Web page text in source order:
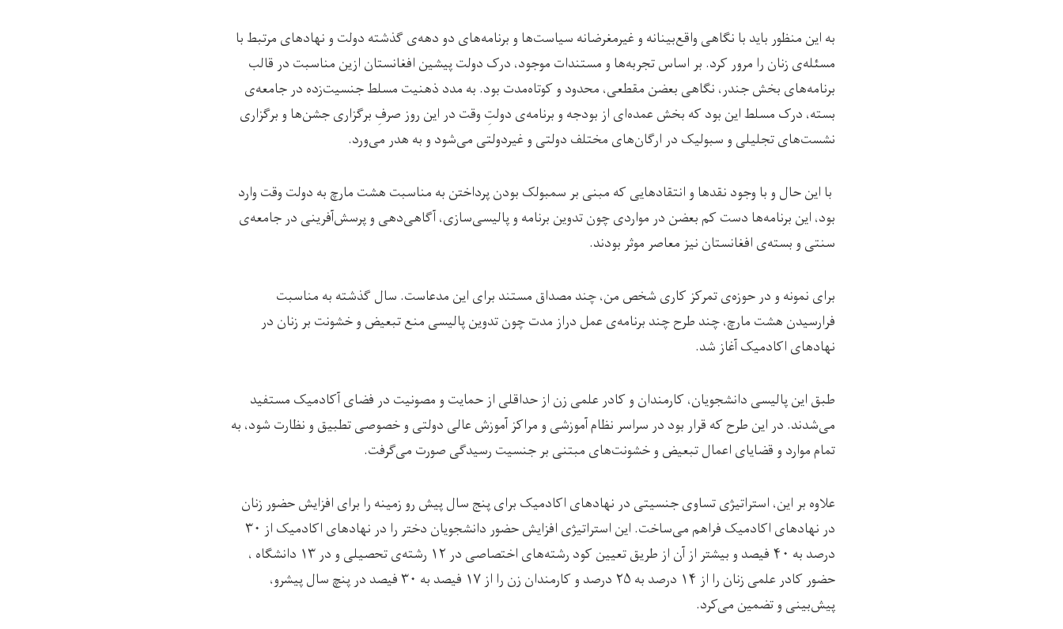
به این منظور باید با نگاهی واقع‌بینانه و غیرمغرضانه سیاست‌ها و برنامه‌های دو دهه‌ی گذشته دولت و نهادهای مرتبط با
مسئله‌ی زنان را مرور کرد. بر اساس تجربه‌ها و مستندات موجود، درک دولت پیشین افغانستان ازین مناسبت در قالب
برنامه‌های بخش جندر، نگاهی بعضن مقطعی، محدود و کوتاه‌مدت بود. به مدد ذهنیت مسلط جنسیت‌زده در جامعه‌ی
بسته‌، درک مسلط این بود که بخش عمده‌ای از بودجه و برنامه‌ی دولتِ وقت در این روز صرفِ برگزاری جشن‌ها و برگزاری
نشست‌های تجلیلی و سبولیک در ارگان‌های مختلف دولتی و غیردولتی می‌شود و به هدر می‌ورد.
با این حال و با وجود نقدها و انتقاد‌هایی که مبنی بر سمبولک بودن پرداختن به مناسبت هشت مارچ به دولت وقت وارد
بود، این برنامه‌ها دست کم بعضن در مواردی چون تدوین برنامه و پالیسی‌سازی، آگاهی‌دهی و پرسش‌آفرینی در جامعه‌ی
سنتی و بسته‌ی افغانستان نیز معاصر موثر بودند.
برای نمونه و در حوزه‌ی تمرکز کاری شخص من، چند مصداق مستند برای این مدعاست. سال گذشته به مناسبت
فرارسیدن هشت مارچ، چند طرح چند برنامه‌ی عمل دراز مدت چون تدوین پالیسی منع تبعیض و خشونت بر زنان در
نهاد‌های اکادمیک آغاز شد.
طبق این پالیسی دانشجویان، کارمندان و کادر علمی زن از حداقلی از حمایت و مصونیت در فضای آکادمیک مستفید
می‌شدند. در این طرح که قرار بود در سراسر ن‍ظام آموزشی و مراکز آموزش عالی دولتی و خصوصی تطبیق و نظارت شود، به
تمام موارد و قضایای اعمال تبعیض و خشونت‌های مبتنی بر جنسیت رسیدگی صورت می‌گرفت.
علاوه بر این، استراتیژی تساوی جنسیتی در نهادهای اکادمیک برای پنج سال پیش رو زمینه را برای افزایش حضور زنان
در نهادهای اکادمیک فراهم می‌ساخت. این استراتیژی افزایش حضور دانشجویان دختر را در نهادهای اکادمیک از ۳۰
درصد به ۴۰ فیصد و بیشتر از آن از طریق تعیین کود رشته‌های اختصاصی در ۱۲ رشته‌ی تحصیلی و در ۱۳ دانشگاه ،
حضور کادر علمی زنان را از ۱۴ درصد به ۲۵ درصد و کارمندان زن را از ۱۷ فیصد به ۳۰ فیصد در پنچ سال پیشرو،
پیش‌بینی و تضمین می‌کرد.